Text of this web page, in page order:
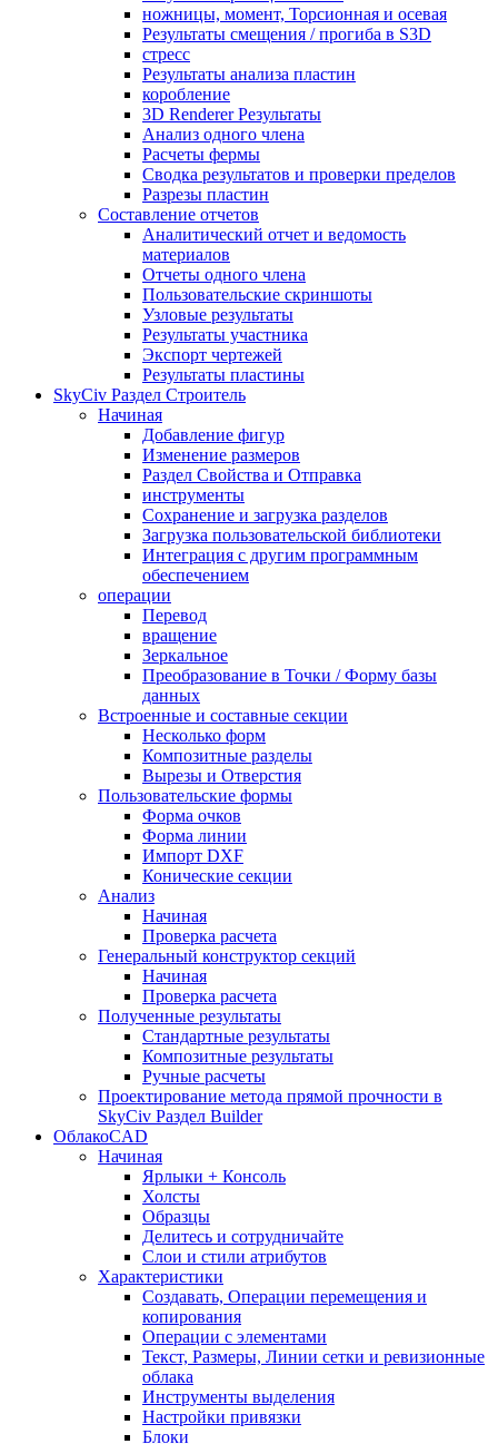
ножницы, момент, Торсионная и осевая
Результаты смещения / прогиба в S3D
стресс
Результаты анализа пластин
коробление
3D Renderer Результаты
Анализ одного члена
Расчеты фермы
Сводка результатов и проверки пределов
Разрезы пластин
Составление отчетов
Аналитический отчет и ведомость
материалов
Отчеты одного члена
Пользовательские скриншоты
Узловые результаты
Результаты участника
Экспорт чертежей
Результаты пластины
SkyCiv Раздел Строитель
Начиная
Добавление фигур
Изменение размеров
Раздел Свойства и Отправка
инструменты
Сохранение и загрузка разделов
Загрузка пользовательской библиотеки
Интеграция с другим программным
обеспечением
операции
Перевод
вращение
Зеркальное
Преобразование в Точки / Форму базы
данных
Встроенные и составные секции
Несколько форм
Композитные разделы
Вырезы и Отверстия
Пользовательские формы
Форма очков
Форма линии
Импорт DXF
Конические секции
Анализ
Начиная
Проверка расчета
Генеральный конструктор секций
Начиная
Проверка расчета
Полученные результаты
Стандартные результаты
Композитные результаты
Ручные расчеты
Проектирование метода прямой прочности в
SkyCiv Раздел Builder
ОблакоCAD
Начиная
Ярлыки + Консоль
Холсты
Образцы
Делитесь и сотрудничайте
Слои и стили атрибутов
Характеристики
Создавать, Операции перемещения и
копирования
Операции с элементами
Текст, Размеры, Линии сетки и ревизионные
облака
Инструменты выделения
Настройки привязки
Блоки